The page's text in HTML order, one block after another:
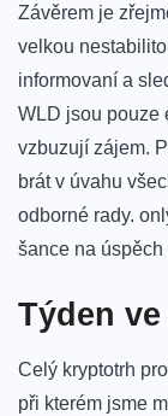
Závěrem je
⁤velkou
informovaní ⁢a⁣
‍WLD jsou pouze
vzbuzují⁣ zájem.
brát v úvahu
odborné‌ rady.‌
šance na
Týden
Celý kryptotrh
při kterém jsme